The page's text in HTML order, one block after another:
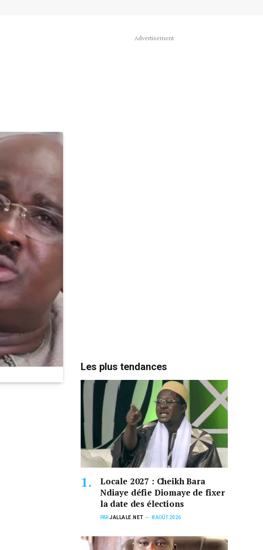
Advertisement
Les plus tendances
Locale 2027 : Cheikh Bara
Ndiaye défie Diomaye de fixer
la date des élections
PARJALLALE.NET 8 AOÛT 2026